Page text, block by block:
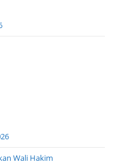
Wali Hakim